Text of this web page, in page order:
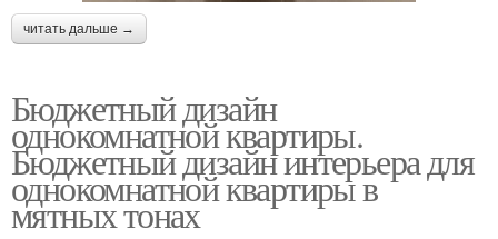
читать дальше →
Бюджетный дизайн
однокомнатной квартиры.
Бюджетный дизайн интерьера для
однокомнатной квартиры в
мятных тонах